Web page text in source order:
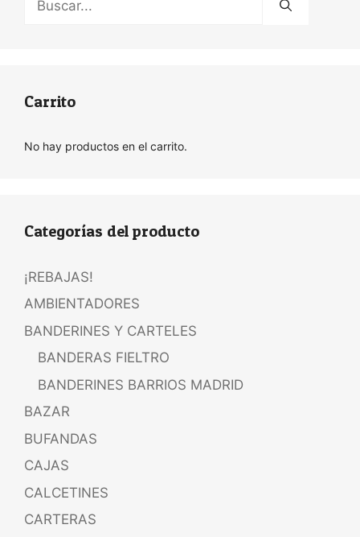
Carrito
No hay productos en el carrito.
Categorías del producto
¡REBAJAS!
AMBIENTADORES
BANDERINES Y CARTELES
BANDERAS FIELTRO
BANDERINES BARRIOS MADRID
BAZAR
BUFANDAS
CAJAS
CALCETINES
CARTERAS